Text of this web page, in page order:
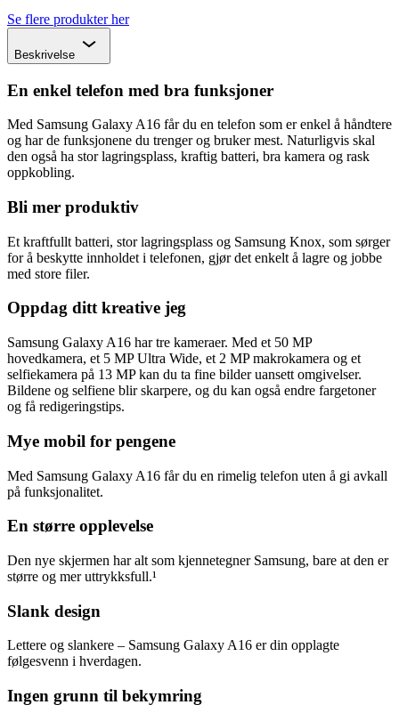
Se flere produkter her
Beskrivelse
En enkel telefon med bra funksjoner
Med Samsung Galaxy A16 får du en telefon som er enkel å håndtere
og har de funksjonene du trenger og bruker mest. Naturligvis skal
den også ha stor lagringsplass, kraftig batteri, bra kamera og rask
oppkobling.
Bli mer produktiv
Et kraftfullt batteri, stor lagringsplass og Samsung Knox, som sørger
for å beskytte innholdet i telefonen, gjør det enkelt å lagre og jobbe
med store filer.
Oppdag ditt kreative jeg
Samsung Galaxy A16 har tre kameraer. Med et 50 MP
hovedkamera, et 5 MP Ultra Wide, et 2 MP makrokamera og et
selfiekamera på 13 MP kan du ta fine bilder uansett omgivelser.
Bildene og selfiene blir skarpere, og du kan også endre fargetoner
og få redigeringstips.
Mye mobil for pengene
Med Samsung Galaxy A16 får du en rimelig telefon uten å gi avkall
på funksjonalitet.
En større opplevelse
Den nye skjermen har alt som kjennetegner Samsung, bare at den er
større og mer uttrykksfull.¹
Slank design
Lettere og slankere – Samsung Galaxy A16 er din opplagte
følgesvenn i hverdagen.
Ingen grunn til bekymring